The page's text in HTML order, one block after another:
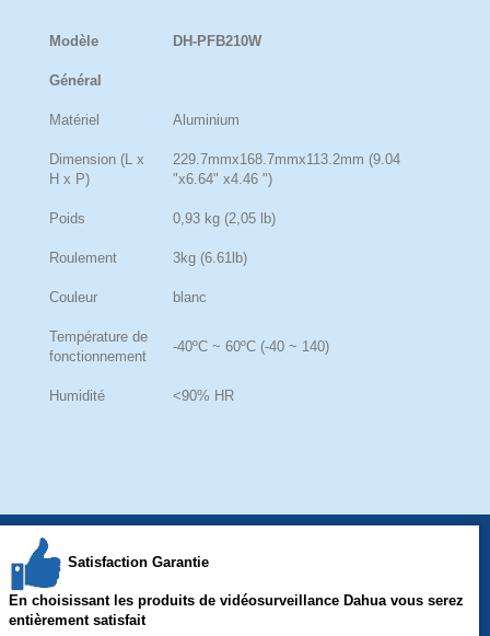
Modèle DH-PFB210W
Général
Matériel Aluminium
Dimension (L x
H x P)
229.7mmx168.7mmx113.2mm (9.04
"x6.64" x4.46 ")
Poids 0,93 kg (2,05 lb)
Roulement 3kg (6.61lb)
Couleur blanc
Température de
fonctionnement
-40ºC ~ 60ºC (-40 ~ 140)
Humidité <90% HR
Satisfaction Garantie
En choisissant les produits de vidéosurveillance Dahua vous serez
entièrement satisfait